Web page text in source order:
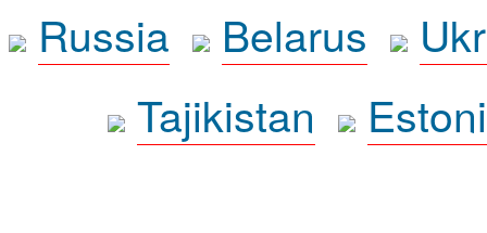
Russia
Belarus
Tajikistan